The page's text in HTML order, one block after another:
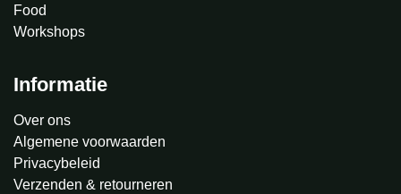
Food
Workshops
Informatie
Over ons
Algemene voorwaarden
Privacybeleid
Verzenden & retourneren